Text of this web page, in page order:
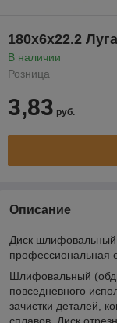
180х6х22.2
В наличии
Розница
3,83 руб.
Описание
Диск
профессиональная
Шлифовальный
повседневного
зачистки деталей,
сплавов. Диск